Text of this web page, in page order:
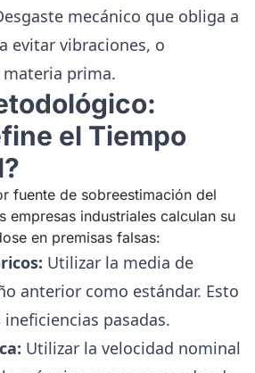
mecánico que obliga a
evitar vibraciones, o
prima.
el Tiempo
fuente de sobreestimación del
empresas industriales calculan su
en premisas falsas:
Utilizar la media de
anterior como estándar. Esto
pasadas.
Utilizar la velocidad nominal